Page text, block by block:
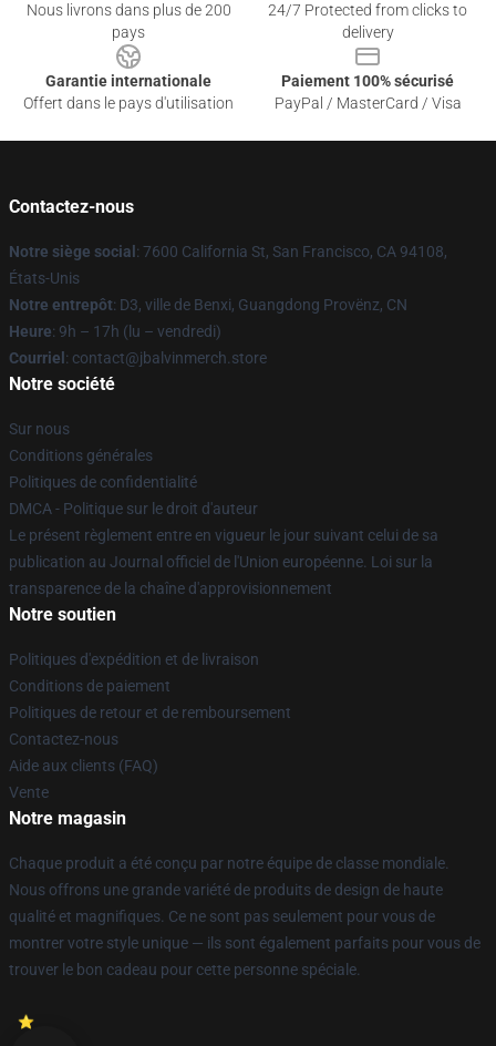
Nous livrons dans plus de 200
pays
24/7 Protected from clicks to
delivery
Garantie internationale
Offert dans le pays d'utilisation
Paiement 100% sécurisé
PayPal / MasterCard / Visa
Contactez-nous
Notre siège social : 7600 California St, San Francisco, CA 94108,
États-Unis
Notre entrepôt: D3, ville de Benxi, Guangdong Provënz, CN
Heure: 9h – 17h (lu – vendredi)
Courriel : contact@jbalvinmerch.store
Notre société
Sur nous
Conditions générales
Politiques de confidentialité
DMCA - Politique sur le droit d'auteur
Le présent règlement entre en vigueur le jour suivant celui de sa
publication au Journal officiel de l'Union européenne. Loi sur la
transparence de la chaîne d'approvisionnement
Notre soutien
Politiques d'expédition et de livraison
Conditions de paiement
Politiques de retour et de remboursement
Contactez-nous
Aide aux clients (FAQ)
Vente
Notre magasin
Chaque produit a été conçu par notre équipe de classe mondiale.
Nous offrons une grande variété de produits de design de haute
qualité et magnifiques. Ce ne sont pas seulement pour vous de
montrer votre style unique — ils sont également parfaits pour vous de
trouver le bon cadeau pour cette personne spéciale.